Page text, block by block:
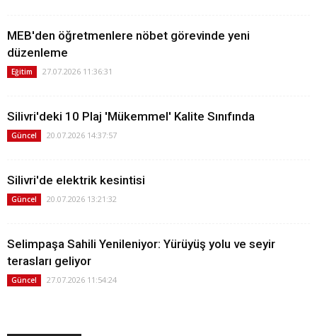
MEB'den öğretmenlere nöbet görevinde yeni
düzenleme
Eğitim 27.07.2026 11:36:31
Silivri'deki 10 Plaj 'Mükemmel' Kalite Sınıfında
Güncel 20.07.2026 14:37:57
Silivri'de elektrik kesintisi
Güncel 20.07.2026 13:21:32
Selimpaşa Sahili Yenileniyor: Yürüyüş yolu ve seyir
terasları geliyor
Güncel 27.07.2026 11:54:24